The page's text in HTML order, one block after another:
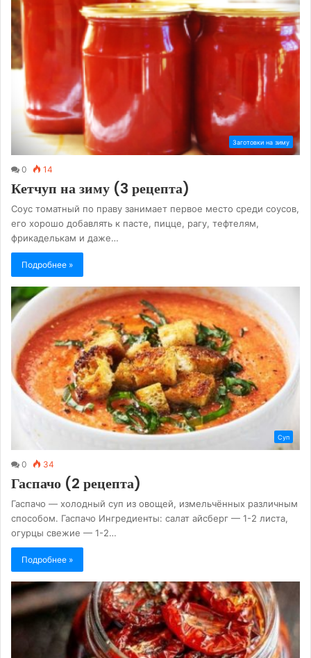
Заготовки на зиму
0 14
Кетчуп на зиму (3 рецепта)
Соус томатный по праву занимает первое место среди соусов,
его хорошо добавлять к пасте, пицце, рагу, тефтелям,
фрикаделькам и даже…
Подробнее »
Суп
0 34
Гаспачо (2 рецепта)
Гаспачо — холодный суп из овощей, измельчённых различным
способом. Гаспачо Ингредиенты: салат айсберг — 1-2 листа,
огурцы свежие — 1-2…
Подробнее »